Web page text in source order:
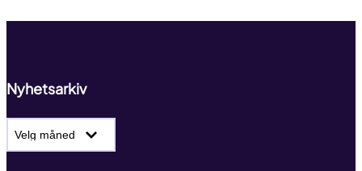
Nyhetsarkiv
Nyhetsarkiv